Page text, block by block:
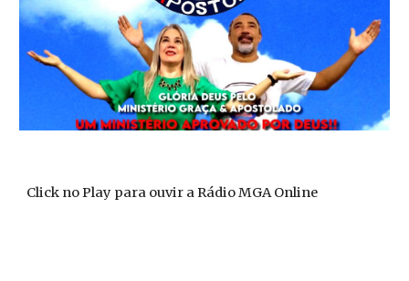
Click no Play para ouvir a Rádio MGA Online